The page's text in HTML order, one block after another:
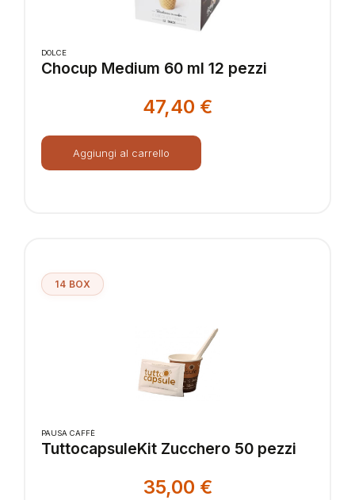
DOLCE
Chocup Medium 60 ml 12 pezzi
47,40 €
Aggiungi al carrello
14 BOX
PAUSA CAFFÈ
TuttocapsuleKit Zucchero 50 pezzi
35,00 €